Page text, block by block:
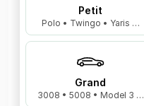
Petit
Polo • Twingo • Yaris …
Grand
3008 • 5008 • Model 3 …